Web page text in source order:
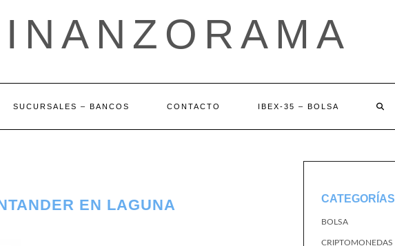
SUCURSALES – BANCOS CONTACTO IBEX-35 – BOLSA
EN LAGUNA CATEGORÍAS
BOLSA
CRIPTOMONEDAS